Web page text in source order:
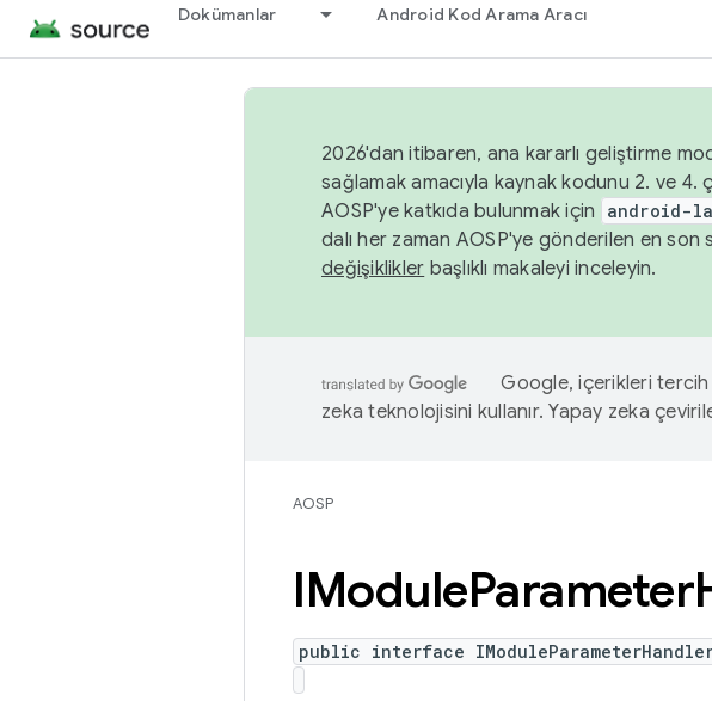
Dokümanlar Android Kod Arama Aracı
2026'dan itibaren, ana kararlı geliştirme
sağlamak amacıyla kaynak kodunu 2. ve 4.
AOSP'ye katkıda bulunmak için
android-
dalı her zaman AOSP'ye gönderilen en
değişiklikler başlıklı makaleyi inceleyin.
Google, içerikleri
zeka teknolojisini kullanır. Yapay zeka
AOSP
IModuleParameter
public interface